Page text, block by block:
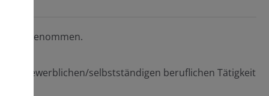
genommen.
gewerblichen/selbstständigen beruflichen Tätigkeit